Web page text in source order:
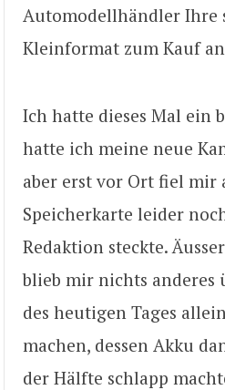
Automodellhändler Ihre
Kleinformat zum Kauf
Ich hatte dieses Mal ein
hatte ich meine neue
aber erst vor Ort fiel mir
Speicherkarte leider
Redaktion steckte.
blieb mir nichts anderes
des heutigen Tages
machen, dessen Akku
der Hälfte schlapp